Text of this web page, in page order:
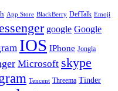
App Store BlackBerry DefTalk Emoji
google Google
IOS IPhone Jongla
Microsoft skype
Tencent Threema Tinder